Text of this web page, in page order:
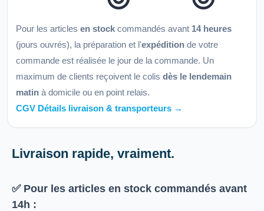
Pour les articles en stock commandés avant 14 heures
(jours ouvrés), la préparation et l'expédition de votre
commande est réalisée le jour de la commande. Un
maximum de clients reçoivent le colis dès le lendemain
matin à domicile ou en point relais.
CGV Détails livraison & transporteurs →
Livraison rapide, vraiment.
✅ Pour les articles en stock commandés avant
14h :